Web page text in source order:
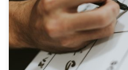
odmieniła oblicze telewizji. To
seriale ustanowiły standardy,
Dlaczego to właśnie HBO